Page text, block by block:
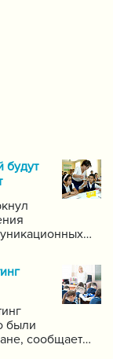
будут
уроков
были
сообщает